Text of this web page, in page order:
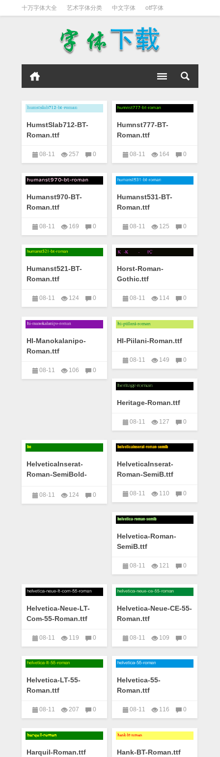
十万字体大全 艺术字体分类 中文字体 otf字体
HumstSlab712-BT-
Roman.ttf
08-11 257
0
Humnst777-BT-
Roman.ttf
08-11 164
0
Humanst970-BT-
Roman.ttf
08-11 169
0
Humanst531-BT-
Roman.ttf
08-11 125
0
Humanst521-BT-
Roman.ttf
08-11 124
0
Horst-Roman-
Gothic.ttf
08-11 114
0
HI-Manokalanipo-
Roman.ttf
08-11 106
0
HI-Piilani-Roman.ttf
08-11 149
0
Heritage-Roman.ttf
08-11 127
0
HelveticaInserat-
Roman-SemiBold-
08-11 124
0
HelveticaInserat-
Roman-SemiB.ttf
08-11 110
0
Helvetica-Roman-
SemiB.ttf
08-11 121
0
Helvetica-Neue-LT-
Com-55-Roman.ttf
08-11 119
0
Helvetica-Neue-CE-55-
Roman.ttf
08-11 109
0
Helvetica-LT-55-
Roman.ttf
08-11 207
0
Helvetica-55-
Roman.ttf
08-11 116
0
Harquil-Roman.ttf Hank-BT-Roman.ttf